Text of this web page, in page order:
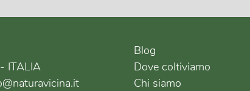
ITALIA
Blog
Dove coltiviamo
Chi siamo